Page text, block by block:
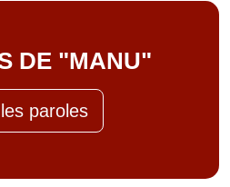
DE "MANU"
paroles